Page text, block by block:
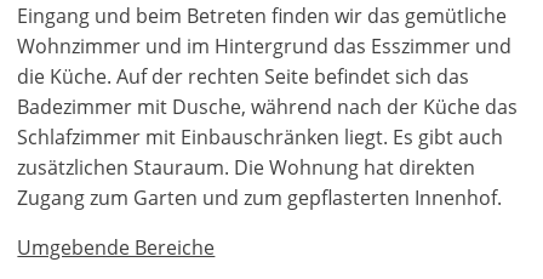
Eingang und beim Betreten finden wir das gemütliche
Wohnzimmer und im Hintergrund das Esszimmer und
die Küche. Auf der rechten Seite befindet sich das
Badezimmer mit Dusche, während nach der Küche das
Schlafzimmer mit Einbauschränken liegt. Es gibt auch
zusätzlichen Stauraum. Die Wohnung hat direkten
Zugang zum Garten und zum gepflasterten Innenhof.
Umgebende Bereiche
Währung
Einheiten
EUR €
USD - $
GBP - £
m/km/m²
ft/mi/ft²
English
Ελληνικά
Français
Bitte
Anmelden
Verb
um
diese
Funktionalität
zu
nutzen